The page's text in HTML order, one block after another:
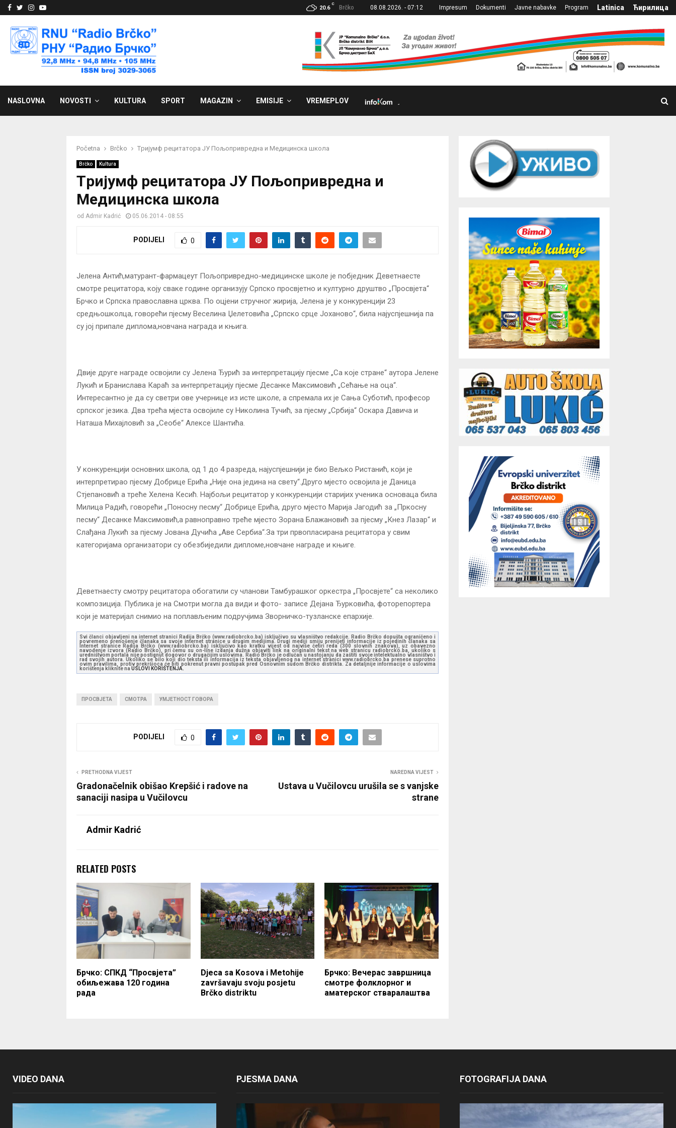
Facebook
Twitter
Instagram
Youtube 20.6
C
Brčko 08.08.2026. - 07:12 Impresum Dokumenti Javne nabavke Program Latinica Ћирилица
NASLOVNA NOVOSTI KULTURA SPORT MAGAZIN EMISIJE VREMEPLOV
Početna Brčko Tријумф рецитатора ЈУ Пољопривредна и Медицинска школа
Brčko Kultura
Tријумф рецитатора ЈУ Пољопривредна и
Медицинска школа
od Admir Kadrić 05.06.2014 - 08:55
PODIJELI 0
Јелена Антић,матурант-фармацеут Пољопривредно-медицинске школе је побједник Деветнаесте
смотре рецитатора, коју сваке године организују Српско просвјетно и културно друштво „Просвјета“
Брчко и Српска православна црква. По оцјени стручног жирија, Јелена је у конкуренцији 23
средњошколца, говорећи пјесму Веселина Џелетовића „Српско срце Јоханово“, била најуспјешнија па
су јој припале диплома,новчана награда и књига.
Двије друге награде освојили су Јелена Ђурић за интерпретацију пјесме „Са које стране“ аутора Јелене
Лукић и Бранислава Караћ за интерпретацију пјесме Десанке Максимовић „Сећање на оца“.
Интересантно је да су светри ове учернице из исте школе, а спремала их је Сања Суботић, професор
српског језика. Два трећа мјеста освојиле су Николина Тучић, за пјесму „Србија“ Оскара Давича и
Наташа Михајловић за „Сеобе“ Алексе Шантића.
У конкуренцији основних школа, од 1 до 4 разреда, најуспјешнији је био Вељко Ристанић, који је
интерпретирао пјесму Добрице Ерића „Није она једина на свету“.Друго мјесто освојила је Даница
Стјепановић а треће Хелена Кесић. Најбољи рецитатор у конкуренцији старијих ученика основаца била
Милица Радић, говорећи „Поносну песму“ Добрице Ерића, друго мјесто Марија Јагодић за „Пркосну
песму“ Десанке Максимовић,а равноправно треће мјесто Зорана Блажановић за пјесму „Кнез Лазар“ и
Слађана Лукић за пјесму Јована Дучића „Аве Сербиа“.За три првопласирана рецитатора у свим
категоријама организатори су обезбиједили дипломе,новчане награде и књиге.
Деветнаесту смотру рецитатора обогатили су чланови Тамбурашког оркестра „Просвјете“ са неколико
композиција. Публика је на Смотри могла да види и фото- записе Дејана Ђурковића, фоторепортера
који је материјал снимио на поплављеним подручјима Зворничко-тузланске епархије.
Svi članci objavljeni na internet stranici Radija Brčko (www.radiobrcko.ba) isključivo su vlasništvo redakcije. Radio Brčko dopušta ograničeno i
povremeno prenošenje članaka sa svoje internet stranice u drugim medijima. Drugi mediji smiju prenijeti informacije iz pojedinih članaka sa
Internet stranice Radija Brčko (www.radiobrcko.ba) isključivo kao kratku vijest od najviše četiri reda (300 slovnih znakova), uz obavezno
navođenje izvora (Radio Brčko), pri čemu su on-line izdanja dužna objaviti link na originalni tekst na web stranicu radiobrcko.ba, ukoliko s
uredništvom portala nije postignut dogovor o drugačijim uslovima. Radio Brčko je odlučan u nastojanju da zaštiti svoje intelektualno vlasništvo i
rad svojih autora. Ukoliko se bilo koji dio teksta ili informacija iz teksta objavljenog na internet stranici www.radiobrcko.ba prenese suprotno
ovim pravilima, protiv prekršioca će biti pokrenut pravni postupak pred Osnovnim sudom Brčko distrikta. Za detaljnije informacije o uslovima
korištenja kliknite na USLOVI KORIŠTENJA.
ПРОСВЈЕТА СМОТРА УМЈЕТНОСТ ГОВОРА
PODIJELI 0
PRETHODNA VIJEST
Gradonačelnik obišao Krepšić i radove na
sanaciji nasipa u Vučilovcu
NAREDNA VIJEST
Ustava u Vučilovcu urušila se s vanjske
strane
Admir Kadrić
RELATED POSTS
Брчкo: СПКД “Просвјета”
обиљежава 120 година
рада
Djeca sa Kosova i Metohije
završavaju svoju posjetu
Brčko distriktu
Брчко: Вечерас завршница
смотре фолклорног и
аматерског стваралаштва
VIDEO DANA PJESMA DANA FOTOGRAFIJA DANA